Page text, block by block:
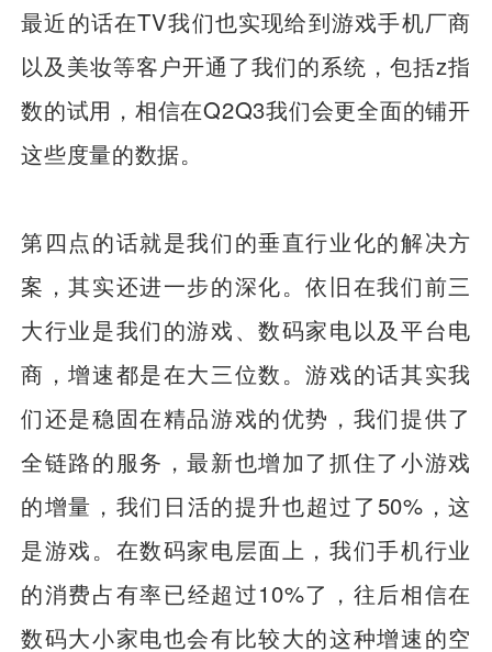
最近的话在TV我们也实现给到游戏手机厂商
以及美妆等客户开通了我们的系统，包括z指
数的试用，相信在Q2Q3我们会更全面的铺开
这些度量的数据。
第四点的话就是我们的垂直行业化的解决方
案，其实还进一步的深化。依旧在我们前三
大行业是我们的游戏、数码家电以及平台电
商，增速都是在大三位数。游戏的话其实我
们还是稳固在精品游戏的优势，我们提供了
全链路的服务，最新也增加了抓住了小游戏
的增量，我们日活的提升也超过了50%，这
是游戏。在数码家电层面上，我们手机行业
的消费占有率已经超过10%了，往后相信在
数码大小家电也会有比较大的这种增速的空